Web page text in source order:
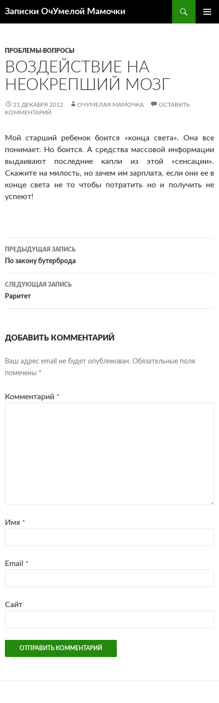
Записки ОчУмелой Мамочки
ПРОБЛЕМЫ-ВОПРОСЫ
ВОЗДЕЙСТВИЕ НА
НЕОКРЕПШИЙ МОЗГ
21 ДЕКАБРЯ 2012 ОЧУМЕЛАЯ МАМОЧКА
ОСТАВИТЬ
КОММЕНТАРИЙ
Мой старший ребенок боится «конца света». Она все
понимает. Но боится. А средства массовой информации
выдаивают последние капли из этой «сенсации».
Скажите на милость, но зачем им зарплата, если они ее в
конце света не то чтобы потратить но и получить не
успеют!
Навигация
по
записям
ПРЕДЫДУЩАЯ ЗАПИСЬ
По закону бутерброда
СЛЕДУЮЩАЯ ЗАПИСЬ
Раритет
ДОБАВИТЬ КОММЕНТАРИЙ
Ваш адрес email не будет опубликован. Обязательные поля
помечены *
Комментарий *
Имя *
Email *
Сайт